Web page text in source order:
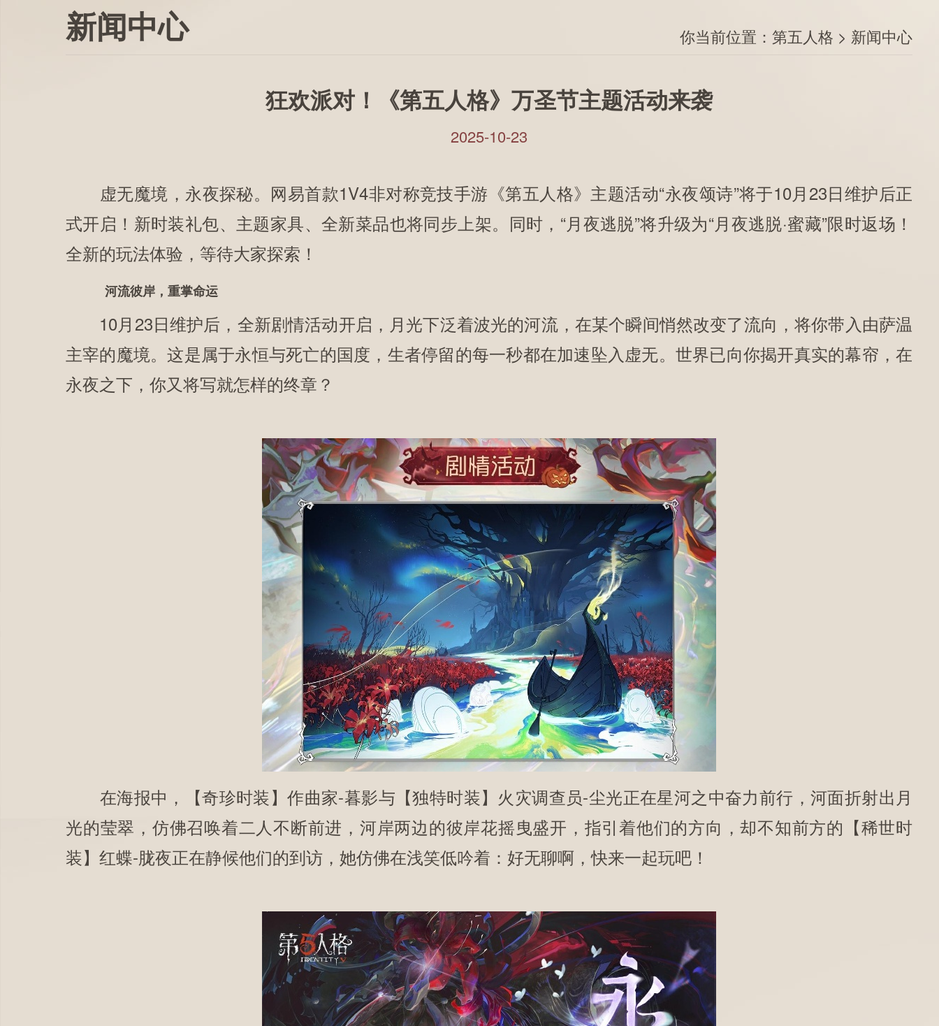
新闻中心 你当前位置： 第五人格 > 新闻中心
狂欢派对！《第五人格》万圣节主题活动来袭
2025-10-23
虚无魔境，永夜探秘。网易首款1V4非对称竞技手游《第五人格》主题活动“永夜颂诗”将于10月23日维护后正
式开启！新时装礼包、主题家具、全新菜品也将同步上架。同时，“月夜逃脱”将升级为“月夜逃脱·蜜藏”限时返场！
全新的玩法体验，等待大家探索！
河流彼岸，重掌命运
10月23日维护后，全新剧情活动开启，月光下泛着波光的河流，在某个瞬间悄然改变了流向，将你带入由萨温
主宰的魔境。这是属于永恒与死亡的国度，生者停留的每一秒都在加速坠入虚无。世界已向你揭开真实的幕帘，在
永夜之下，你又将写就怎样的终章？
在海报中，【奇珍时装】作曲家-暮影与【独特时装】火灾调查员-尘光正在星河之中奋力前行，河面折射出月
光的莹翠，仿佛召唤着二人不断前进，河岸两边的彼岸花摇曳盛开，指引着他们的方向，却不知前方的【稀世时
装】红蝶-胧夜正在静候他们的到访，她仿佛在浅笑低吟着：好无聊啊，快来一起玩吧！